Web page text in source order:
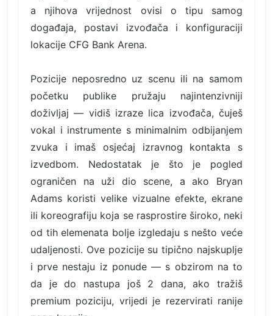
a njihova vrijednost ovisi o tipu samog
događaja, postavi izvođača i konfiguraciji
lokacije CFG Bank Arena.
Pozicije neposredno uz scenu ili na samom
početku publike pružaju najintenzivniji
doživljaj — vidiš izraze lica izvođača, čuješ
vokal i instrumente s minimalnim odbijanjem
zvuka i imaš osjećaj izravnog kontakta s
izvedbom. Nedostatak je što je pogled
ograničen na uži dio scene, a ako Bryan
Adams koristi velike vizualne efekte, ekrane
ili koreografiju koja se rasprostire široko, neki
od tih elemenata bolje izgledaju s nešto veće
udaljenosti. Ove pozicije su tipično najskuplje
i prve nestaju iz ponude — s obzirom na to
da je do nastupa još 2 dana, ako tražiš
premium poziciju, vrijedi je rezervirati ranije